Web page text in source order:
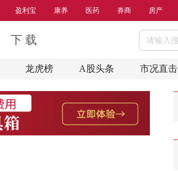
盈利宝 康养 医药 券商 房产
下 载
龙虎榜 A股头条 市况直击